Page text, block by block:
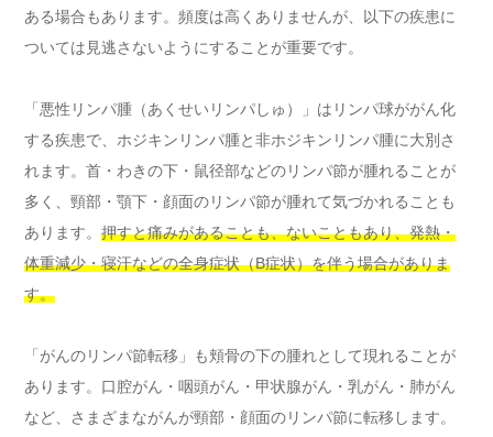
ある場合もあります。頻度は高くありませんが、以下の疾患に
ついては見逃さないようにすることが重要です。
「悪性リンパ腫（あくせいリンパしゅ）」はリンパ球ががん化
する疾患で、ホジキンリンパ腫と非ホジキンリンパ腫に大別さ
れます。首・わきの下・鼠径部などのリンパ節が腫れることが
多く、頸部・顎下・顔面のリンパ節が腫れて気づかれることも
あります。 押すと痛みがあることも、ないこともあり、発熱・
体重減少・寝汗などの全身症状（B症状）を伴う場合がありま
す。
「がんのリンパ節転移」も頬骨の下の腫れとして現れることが
あります。口腔がん・咽頭がん・甲状腺がん・乳がん・肺がん
など、さまざまながんが頸部・顔面のリンパ節に転移します。